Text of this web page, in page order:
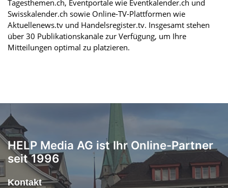
Tagesthemen.ch, Eventportale wie Eventkalender.ch und
Swisskalender.ch sowie Online-TV-Plattformen wie
Aktuellenews.tv und Handelsregister.tv. Insgesamt stehen
über 30 Publikationskanäle zur Verfügung, um Ihre
Mitteilungen optimal zu platzieren.
HELP Media AG ist Ihr Online-Partner
seit 1996
Kontakt